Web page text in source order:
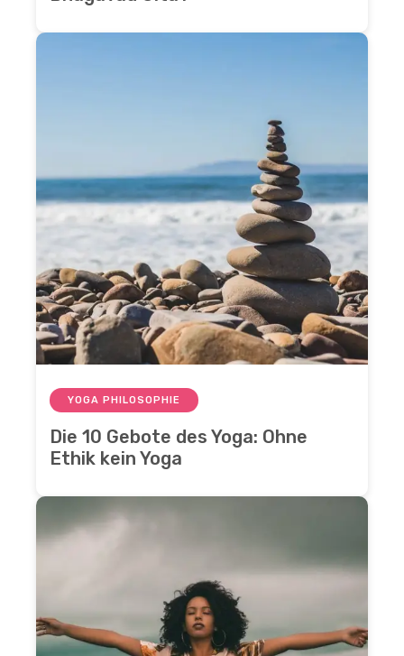
YOGA PHILOSOPHIE
Die 10 Gebote des Yoga: Ohne
Ethik kein Yoga